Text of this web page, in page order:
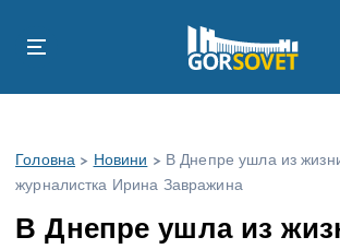
Головна > Новини > В Днепре ушла из
журналистка Ирина Завражина
В Днепре ушла из